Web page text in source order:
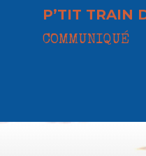
P’TIT TRAIN
COMMUNIQUÉ